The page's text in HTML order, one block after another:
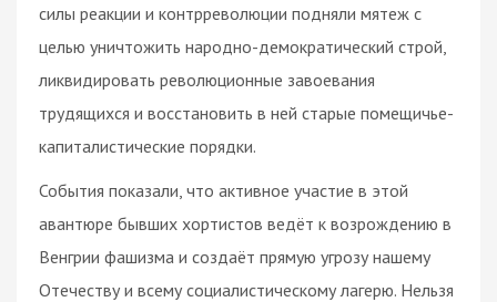
силы реакции и контрреволюции подняли мятеж с
целью уничтожить народно-демократический строй,
ликвидировать революционные завоевания
трудящихся и восстановить в ней старые помещичье-
капиталистические порядки.
События показали, что активное участие в этой
авантюре бывших хортистов ведёт к возрождению в
Венгрии фашизма и создаёт прямую угрозу нашему
Отечеству и всему социалистическому лагерю. Нельзя